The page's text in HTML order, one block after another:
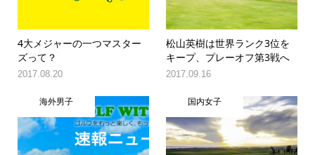
4大メジャーの一つマスター
ズって？
2017.08.20
松山英樹は世界ランク3位を
キープ、プレーオフ第3戦へ
2017.09.16
海外男子 国内女子